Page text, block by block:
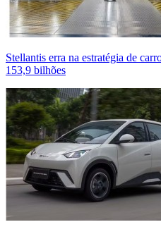
Stellantis erra na estratégia de
153,9 bilhões